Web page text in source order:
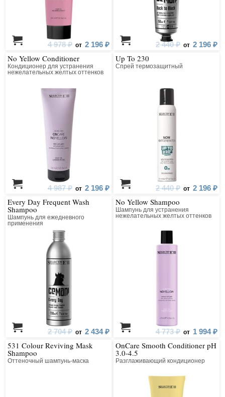
4 978 ₽ от 2 196 ₽ 2 440 ₽ от 2 196 ₽
No Yellow Conditioner
Кондиционер для устранения
нежелательных желтых оттенков
4 987 ₽ от 2 196 ₽
Up To 230
Спрей термозащитный
2 440 ₽ от 2 196 ₽
Every Day Frequent Wash
Shampoo
Шампунь для ежедневного
применения
2 704 ₽ от 2 434 ₽
No Yellow Shampoo
Шампунь для устранения
нежелательных желтых оттенков
4 773 ₽ от 1 994 ₽
531 Colour Reviving Mask
Shampoo
Оттеночный шампунь-маска
OnCare Smooth Conditioner pH
3.0-4.5
Разглаживающий кондиционер